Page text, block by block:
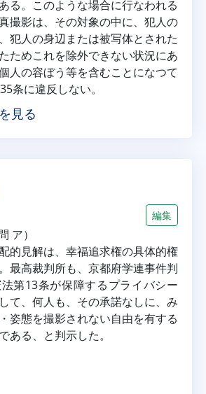
る。このような場合に行なわれる
撮影は、その対象の中に、犯人の
犯人の身辺または被写体とされた
ためこれを除外できない状況にあ
人の容ぼう等を含むことになつて
条に違反しない。
見る
編集
ア）
的見解は、幸福追求権の具体的権
最高裁判所も、京都府学連事件判
第13条が保障するプライバシー
て、何人も、その承諾なしに、み
姿態を撮影されない自由を有する
ある、と判示した。